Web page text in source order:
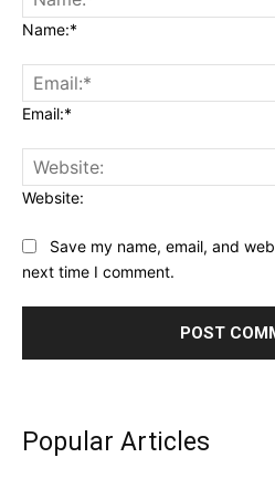
Name:*
Email:*
Website:
Save my name, email, and
next time I comment.
Popular Articles